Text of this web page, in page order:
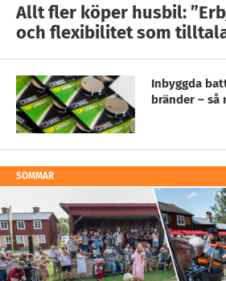
Allt fler köper husbil:
och flexibilitet som
Inbyggda
bränder – så
SOMMAR